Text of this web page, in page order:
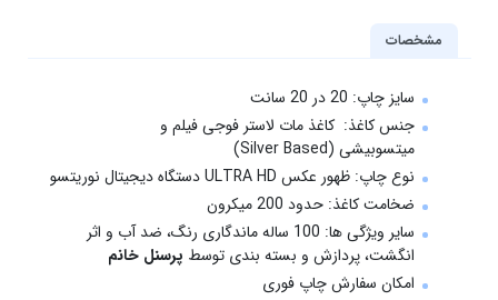
مشخصات
سایز چاپ: 20 در 20 سانت
جنس کاغذ: کاغذ مات لاستر فوجی فیلم و
میتسوبیشی (Silver Based)
نوع چاپ: ظهور عکس ULTRA HD دستگاه دیجیتال نوریتسو
ضخامت کاغذ: حدود 200 میکرون
سایر ویژگی ها: 100 ساله ماندگاری رنگ، ضد آب و اثر
انگشت، پردازش و بسته بندی توسط پرسنل خانم
امکان سفارش چاپ فوری